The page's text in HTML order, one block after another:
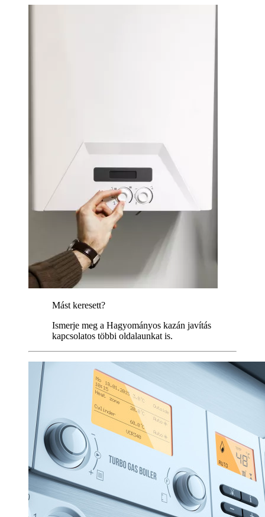
Mást keresett?
Ismerje meg a Hagyományos kazán javítás
kapcsolatos többi oldalaunkat is.